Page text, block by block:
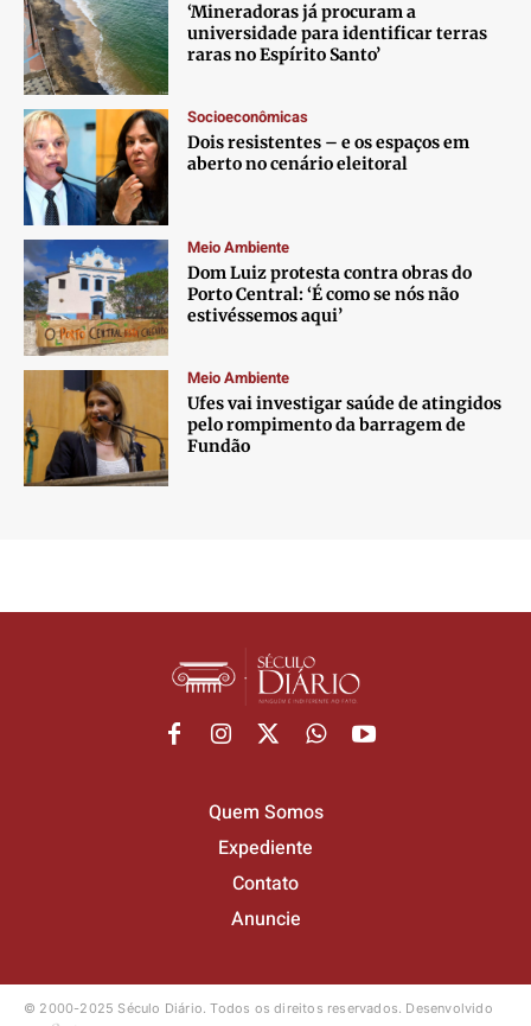
‘Mineradoras já procuram a
universidade para identificar terras
raras no Espírito Santo’
Socioeconômicas
Dois resistentes – e os espaços em
aberto no cenário eleitoral
Meio Ambiente
Dom Luiz protesta contra obras do
Porto Central: ‘É como se nós não
estivéssemos aqui’
Meio Ambiente
Ufes vai investigar saúde de atingidos
pelo rompimento da barragem de
Fundão
Quem Somos
Expediente
Contato
Anuncie
© 2000-2025 Século Diário.Todos os direitos reservados. Desenvolvido